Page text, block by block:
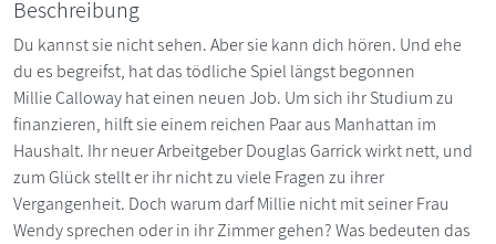
Beschreibung
Du kannst sie nicht sehen. Aber sie kann dich hören. Und ehe
du es begreifst, hat das tödliche Spiel längst begonnen
Millie Calloway hat einen neuen Job. Um sich ihr Studium zu
finanzieren, hilft sie einem reichen Paar aus Manhattan im
Haushalt. Ihr neuer Arbeitgeber Douglas Garrick wirkt nett, und
zum Glück stellt er ihr nicht zu viele Fragen zu ihrer
Vergangenheit. Doch warum darf Millie nicht mit seiner Frau
Wendy sprechen oder in ihr Zimmer gehen? Was bedeuten das